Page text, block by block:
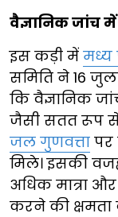
वैज्ञानिक जांच
इस कड़ी में मध्य
समिति ने 16
कि वैज्ञानिक
जैसी सतत रूप
जल गुणवत्ता पर
मिले। इसकी
अधिक मात्रा
करने की क्षमता